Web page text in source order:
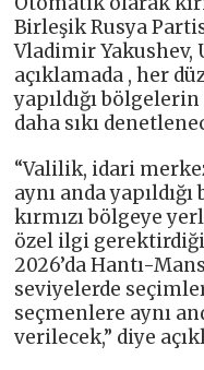
Birleşik Rusya
Vladimir Yakushev,
açıklamada , her
yapıldığı
daha sıkı
“Valilik, idari
aynı anda
kırmızı bölgeye
özel ilgi
2026’da Hantı-
seviyelerde
seçmenlere aynı
verilecek,” diye